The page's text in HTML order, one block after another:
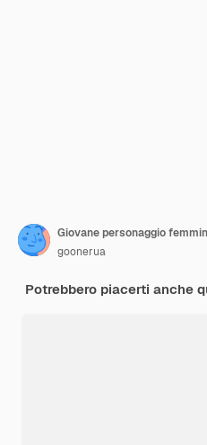
goonerua
Potrebbero piacerti anche